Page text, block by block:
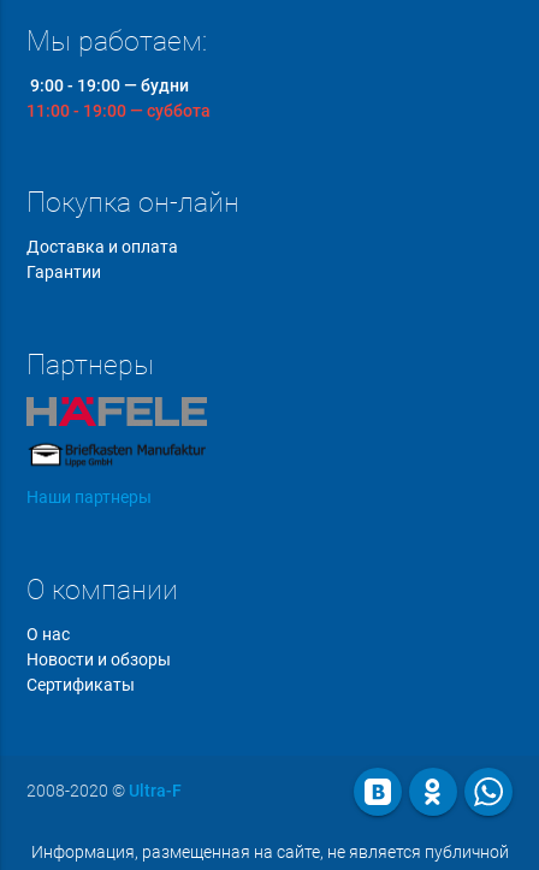
Мы работаем:
9:00 - 19:00 — будни
11:00 - 19:00 — суббота
Покупка он-лайн
Доставка и оплата
Гарантии
Партнеры
Наши партнеры
О компании
О нас
Новости и обзоры
Сертификаты
2008-2020 © Ultra-F
Информация, размещенная на сайте, не является публичной